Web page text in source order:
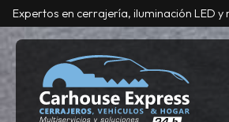
Expertos en cerrajería, iluminación LED y